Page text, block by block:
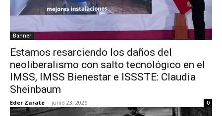
Banner
Estamos resarciendo los daños del
neoliberalismo con salto tecnológico en el
IMSS, IMSS Bienestar e ISSSTE: Claudia
Sheinbaum
Eder Zarate - junio 23, 2026 0